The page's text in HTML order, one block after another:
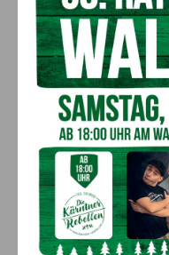
Vorheriger Artikel
Skitage der
Kärnten: Kinder fahren
Nassfeld/Dreiländereck/
n bis 16 gratis
„Sein